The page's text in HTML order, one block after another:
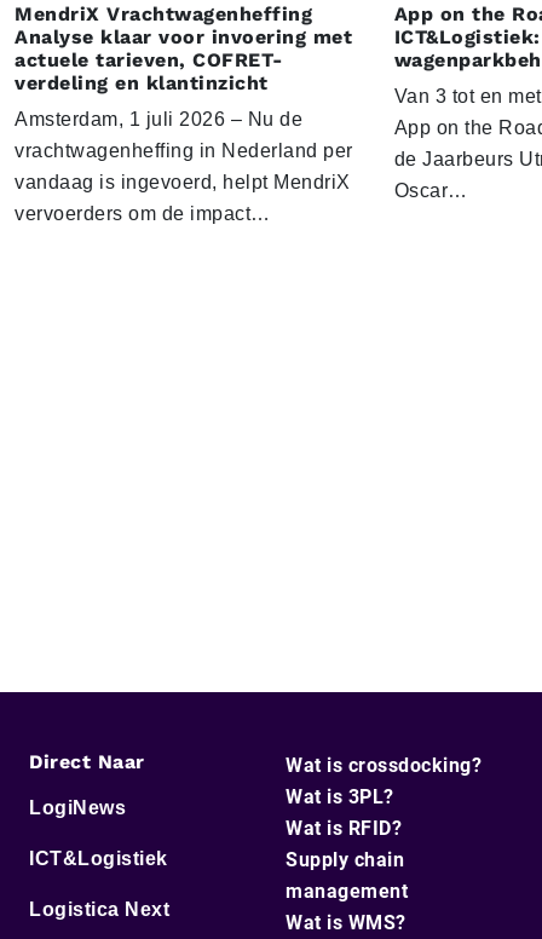
MendriX Vrachtwagenheffing
Analyse klaar voor invoering met
actuele tarieven, COFRET-
verdeling en klantinzicht
Amsterdam, 1 juli 2026 – Nu de
vrachtwagenheffing in Nederland per
vandaag is ingevoerd, helpt MendriX
vervoerders om de impact…
App on the
Van 3 tot en
App on the
de Jaarbeurs
Oscar…
Direct Naar
LogiNews
ICT&Logistiek
Logistica Next
Wat is crossdocking?
Wat is 3PL?
Wat is RFID?
Supply chain
management
Wat is WMS?